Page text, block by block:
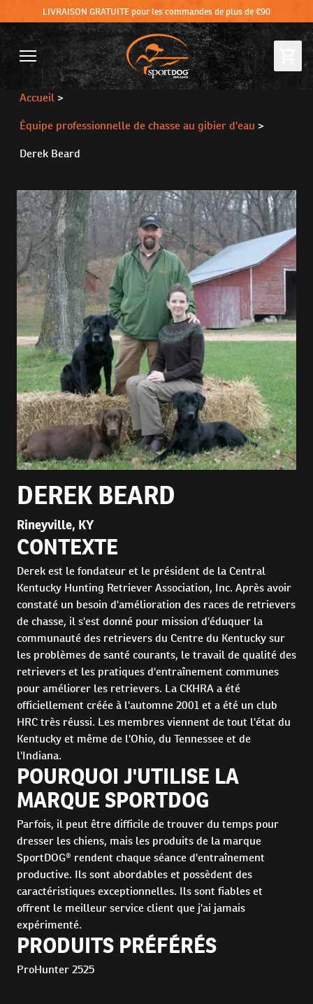
LIVRAISON GRATUITE pour les commandes de plus de €90
Accueil >
Équipe professionnelle de chasse au gibier d'eau >
Derek Beard
DEREK BEARD
Rineyville, KY
CONTEXTE
Derek est le fondateur et le président de la Central
Kentucky Hunting Retriever Association, Inc. Après avoir
constaté un besoin d'amélioration des races de retrievers
de chasse, il s'est donné pour mission d'éduquer la
communauté des retrievers du Centre du Kentucky sur
les problèmes de santé courants, le travail de qualité des
retrievers et les pratiques d'entraînement communes
pour améliorer les retrievers. La CKHRA a été
officiellement créée à l'automne 2001 et a été un club
HRC très réussi. Les membres viennent de tout l'état du
Kentucky et même de l'Ohio, du Tennessee et de
l'Indiana.
POURQUOI J'UTILISE LA
MARQUE SPORTDOG
Parfois, il peut être difficile de trouver du temps pour
dresser les chiens, mais les produits de la marque
SportDOG® rendent chaque séance d'entraînement
productive. Ils sont abordables et possèdent des
caractéristiques exceptionnelles. Ils sont fiables et
offrent le meilleur service client que j'ai jamais
expérimenté.
PRODUITS PRÉFÉRÉS
ProHunter 2525